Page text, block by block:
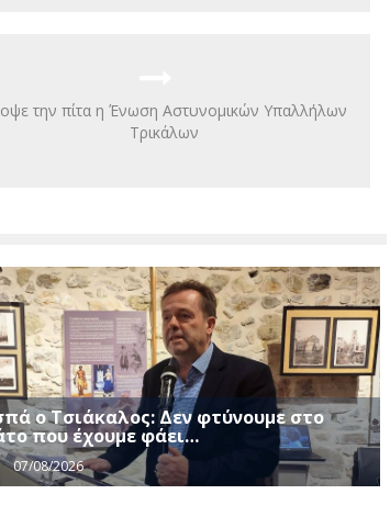
την πίτα η Ένωση Αστυνομικών Υπαλλήλων
Τρικάλων
ο Τσιάκαλος: Δεν φτύνουμε στο
που έχουμε φάει…
07/08/2026